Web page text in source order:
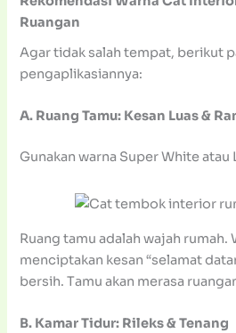
Ruangan
Agar tidak salah tempat, berikut
pengaplikasiannya:
A. Ruang Tamu: Kesan Luas &
Gunakan warna Super White atau
Ruang tamu adalah wajah rumah.
menciptakan kesan “selamat
bersih. Tamu akan merasa
B. Kamar Tidur: Rileks & Tenang